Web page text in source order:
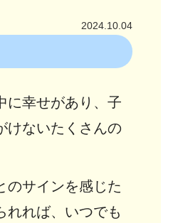
2024.10.04
に幸せがあり、子
けないたくさんの
のサインを感じた
れれば、いつでも